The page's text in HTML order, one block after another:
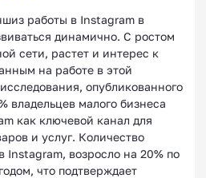
работы в Instagram в
динамично. С ростом
сети, растет и интерес к
на работе в этой
опубликованного
владельцев малого бизнеса
как ключевой канал для
и услуг. Количество
возросло на 20% по
что подтверждает